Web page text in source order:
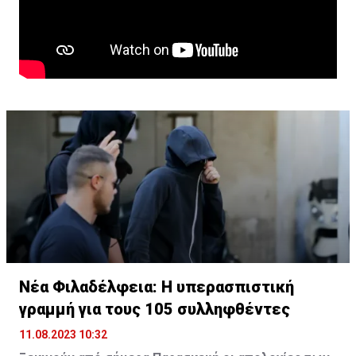
Νέα Φιλαδέλφεια: Η υπερασπιστική
γραμμή για τους 105 συλληφθέντες
11.08.2023 10:32